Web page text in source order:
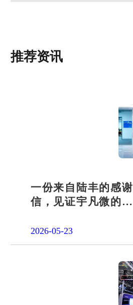
推荐资讯
一份来自陆丰的感谢
信，见证宇凡微的社
2026-05-23